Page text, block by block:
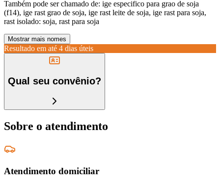
Também pode ser chamado de: ige especifico para grao de soja
(f14), ige rast grao de soja, ige rast leite de soja, ige rast para soja,
rast isolado: soja, rast para soja
Mostrar mais nomes
Resultado em até 4 dias úteis
Qual seu convênio?
Sobre o atendimento
Atendimento domiciliar